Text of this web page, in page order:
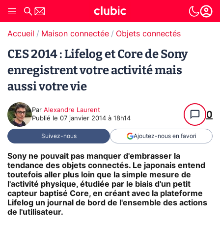
Accueil Maison connectée Objets connectés
CES 2014 : Lifelog et Core de Sony
enregistrent votre activité mais
aussi votre vie
Par Alexandre Laurent
Publié le 07 janvier 2014 à 18h14 0
Suivez-nous Ajoutez-nous en favori
Sony ne pouvait pas manquer d'embrasser la
tendance des objets connectés. Le japonais entend
toutefois aller plus loin que la simple mesure de
l'activité physique, étudiée par le biais d'un petit
capteur baptisé Core, en créant avec la plateforme
Lifelog un journal de bord de l'ensemble des actions
de l'utilisateur.